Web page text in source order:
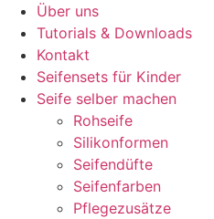
Über uns
Tutorials & Downloads
Kontakt
Seifensets für Kinder
Seife selber machen
Rohseife
Silikonformen
Seifendüfte
Seifenfarben
Pflegezusätze